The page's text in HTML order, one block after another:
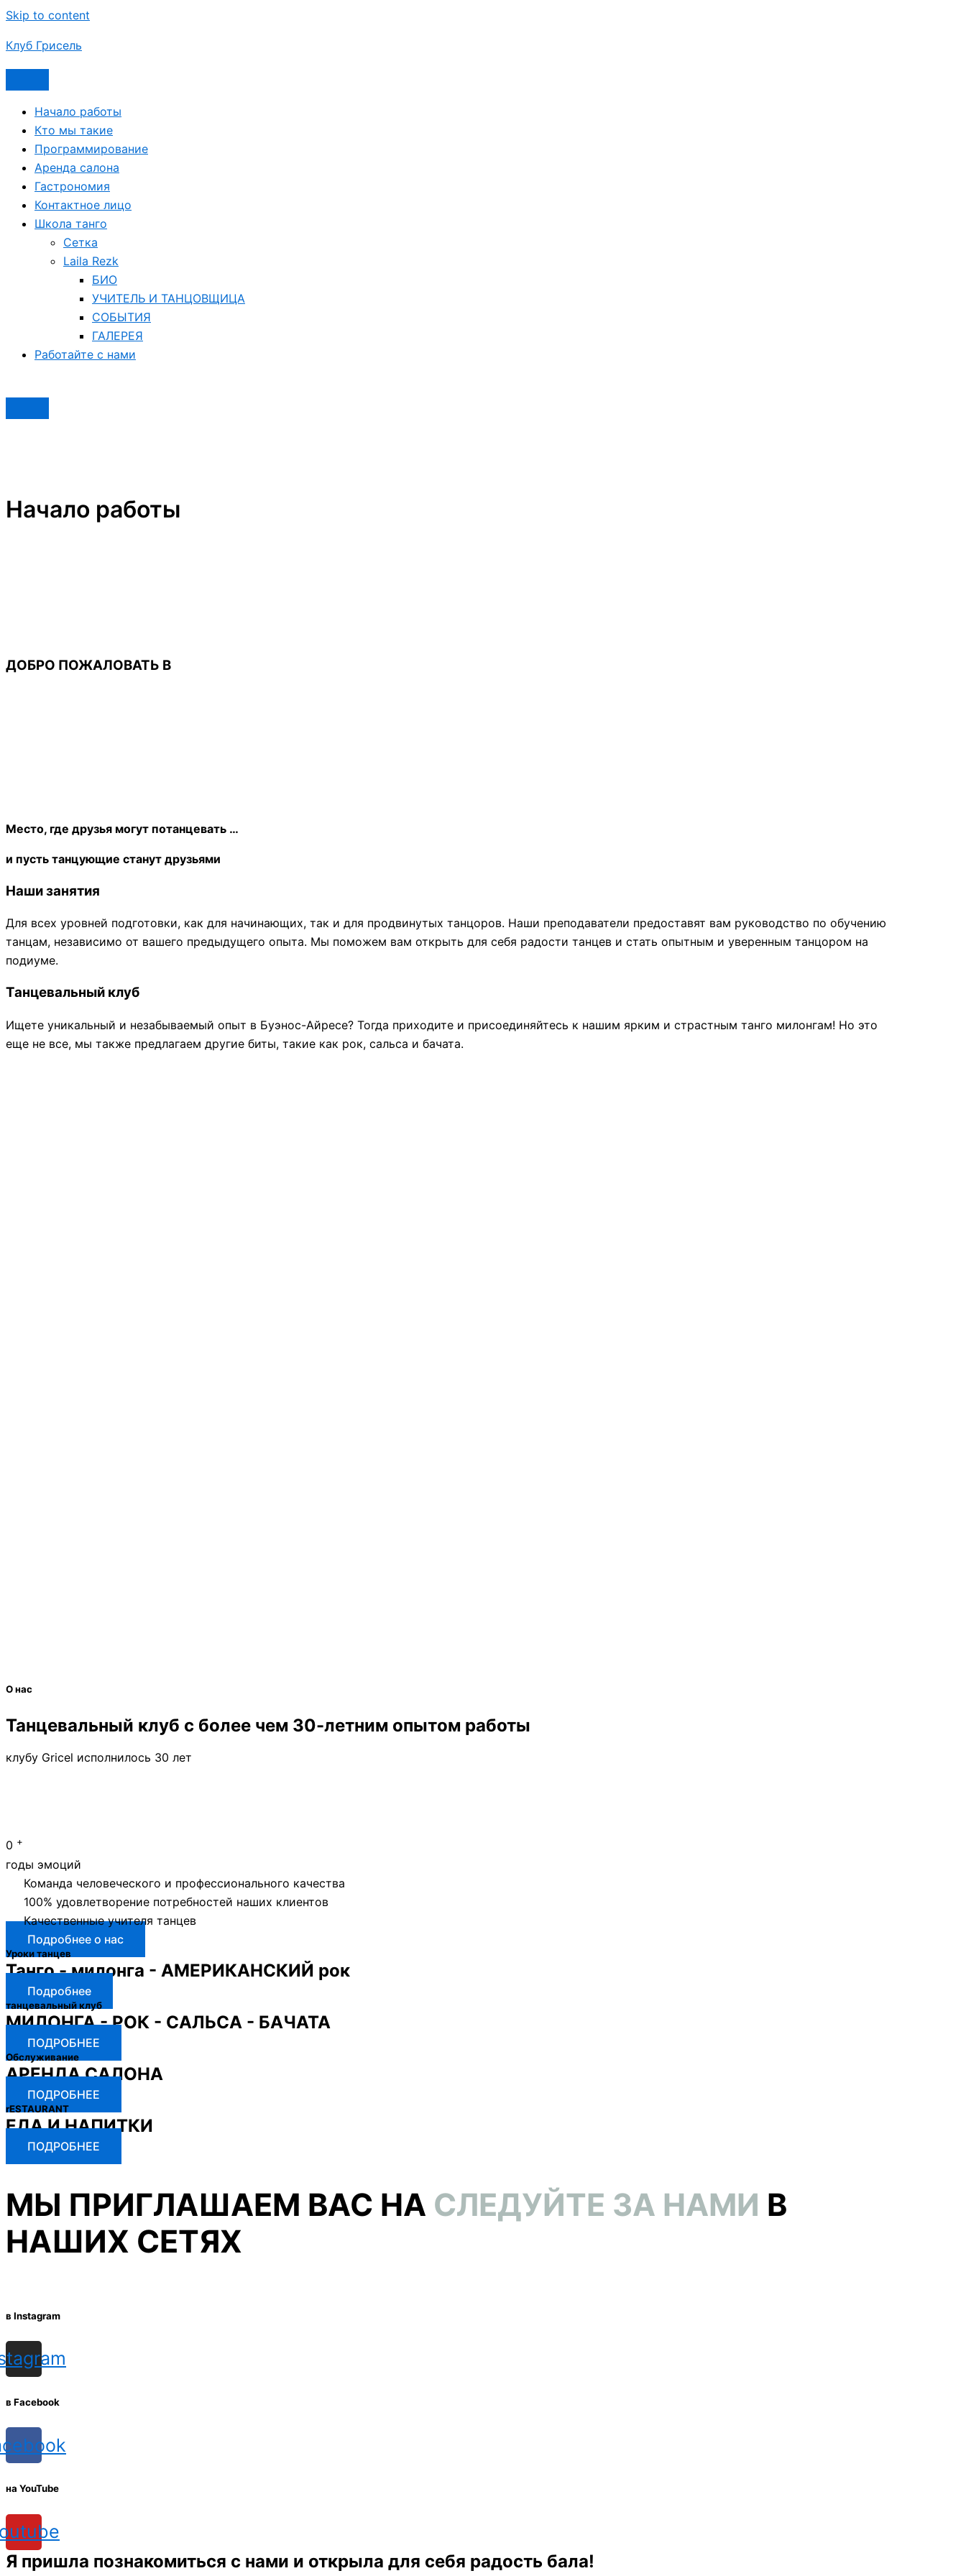
Skip to content
Клуб Грисель
Начало работы
Кто мы такие
Программирование
Аренда салона
Гастрономия
Контактное лицо
Школа танго
Сетка
Laila Rezk
БИО
УЧИТЕЛЬ И ТАНЦОВЩИЦА
СОБЫТИЯ
ГАЛЕРЕЯ
Работайте с нами
Начало работы
ДОБРО ПОЖАЛОВАТЬ В
Место, где друзья могут потанцевать …
и пусть танцующие станут друзьями
Наши занятия
Для всех уровней подготовки, как для начинающих, так и для продвинутых танцоров. Наши преподаватели предоставят вам руководство по обучению
танцам, независимо от вашего предыдущего опыта. Мы поможем вам открыть для себя радости танцев и стать опытным и уверенным танцором на
подиуме.
Танцевальный клуб
Ищете уникальный и незабываемый опыт в Буэнос-Айресе? Тогда приходите и присоединяйтесь к нашим ярким и страстным танго милонгам! Но это
еще не все, мы также предлагаем другие биты, такие как рок, сальса и бачата.
О нас
Танцевальный клуб с более чем 30-летним опытом работы
клубу Gricel исполнилось 30 лет
0 +
годы эмоций
Команда человеческого и профессионального качества
100% удовлетворение потребностей наших клиентов
Качественные учителя танцев
Подробнее о нас
Уроки танцев
Танго - милонга - АМЕРИКАНСКИЙ рок
Подробнее
танцевальный клуб
МИЛОНГА - РОК - САЛЬСА - БАЧАТА
ПОДРОБНЕЕ
Обслуживание
АРЕНДА САЛОНА
ПОДРОБНЕЕ
rESTAURANT
ЕДА И НАПИТКИ
ПОДРОБНЕЕ
МЫ ПРИГЛАШАЕМ ВАС НА СЛЕДУЙТЕ ЗА НАМИ В
НАШИХ СЕТЯХ
в Instagram
в Facebook
на YouTube
Я пришла познакомиться с нами и открыла для себя радость бала!